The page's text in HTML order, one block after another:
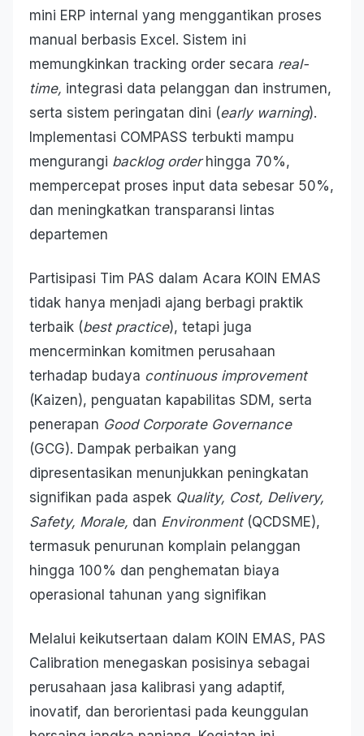
mini ERP internal yang menggantikan proses
manual berbasis Excel. Sistem ini
memungkinkan tracking order secara real-
time, integrasi data pelanggan dan instrumen,
serta sistem peringatan dini (early warning).
Implementasi COMPASS terbukti mampu
mengurangi backlog orderhingga 70%,
mempercepat proses input data sebesar 50%,
dan meningkatkan transparansi lintas
departemen
Partisipasi Tim PAS dalam Acara KOIN EMAS
tidak hanya menjadi ajang berbagi praktik
terbaik (best practice), tetapi juga
mencerminkan komitmen perusahaan
terhadap budaya continuous improvement
(Kaizen), penguatan kapabilitas SDM, serta
penerapan Good Corporate Governance
(GCG). Dampak perbaikan yang
dipresentasikan menunjukkan peningkatan
signifikan pada aspek Quality, Cost, Delivery,
Safety, Morale, dan Environment(QCDSME),
termasuk penurunan komplain pelanggan
hingga 100% dan penghematan biaya
operasional tahunan yang signifikan
Melalui keikutsertaan dalam KOIN EMAS, PAS
Calibration menegaskan posisinya sebagai
perusahaan jasa kalibrasi yang adaptif,
inovatif, dan berorientasi pada keunggulan